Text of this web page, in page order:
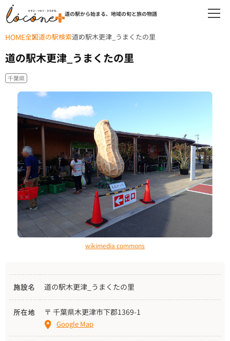
道の駅から始まる、地域の旬と旅の物語
HOME全国道の駅検索道の駅木更津_うまくたの里
道の駅木更津_うまくたの里
千葉県
wikimedia commons
施設名 道の駅木更津_うまくたの里
所在地 〒 千葉県木更津市下郡1369-1
Google Map